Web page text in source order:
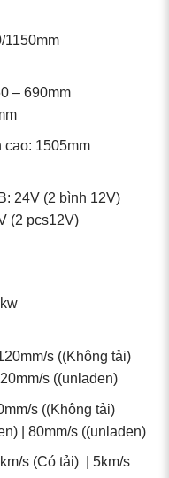
1150mm
– 690mm
cao: 1505mm
24V (2 bình 12V)
(2 pcs12V)
s ((Không tải)
s ((unladen)
s ((Không tải)
| 80mm/s ((unladen)
s (Có tải) | 5km/s